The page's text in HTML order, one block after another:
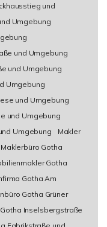
und
Umgebung
und Umgebung
und Umgebung
Umgebung
und Umgebung
und Umgebung
Umgebung
Makler
Maklerbüro Gotha
Gotha
Gotha Am
Gotha Grüner
Inselsbergstraße